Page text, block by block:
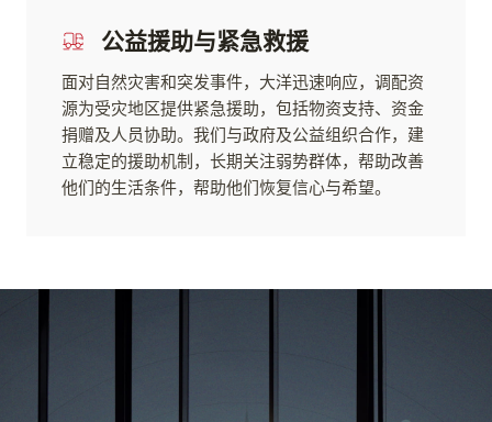
公益援助与紧急救援
面对自然灾害和突发事件，大洋迅速响应，调配资
源为受灾地区提供紧急援助，包括物资支持、资金
捐赠及人员协助。我们与政府及公益组织合作，建
立稳定的援助机制，长期关注弱势群体，帮助改善
他们的生活条件，帮助他们恢复信心与希望。